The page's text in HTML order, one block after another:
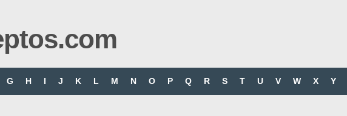
G H I J K L M N O P Q R S T U V W X Y